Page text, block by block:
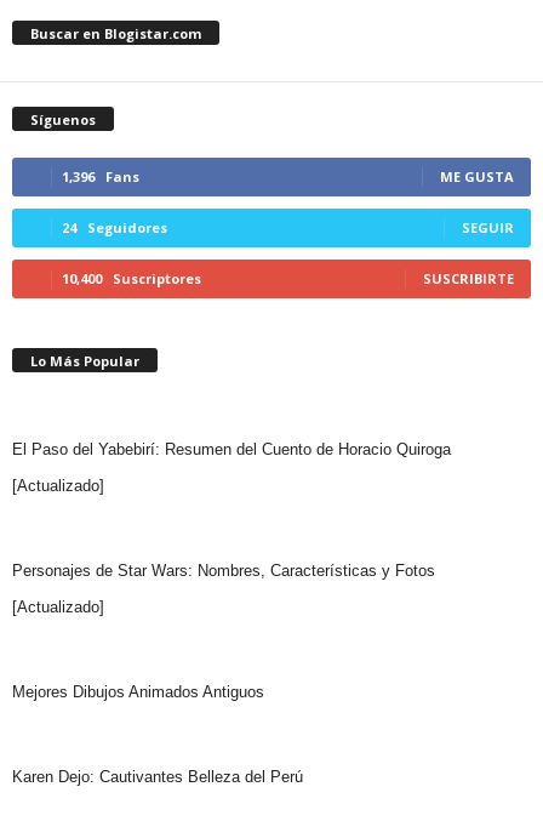
Buscar en Blogistar.com
Síguenos
1,396 Fans ME GUSTA
24 Seguidores SEGUIR
10,400 Suscriptores SUSCRIBIRTE
Lo Más Popular
El Paso del Yabebirí: Resumen del Cuento de Horacio Quiroga
[Actualizado]
Personajes de Star Wars: Nombres, Características y Fotos
[Actualizado]
Mejores Dibujos Animados Antiguos
Karen Dejo: Cautivantes Belleza del Perú